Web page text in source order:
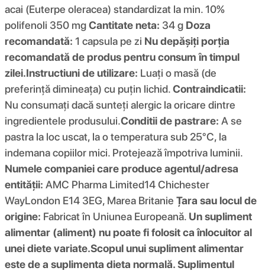
acai (Euterpe oleracea) standardizat la min. 10%
polifenoli 350 mgCantitate neta: 34 g Doza
recomandată: 1 capsula pe zi Nu depășiți porția
recomandată de produs pentru consum în timpul
zilei.Instructiuni de utilizare: Luați o masă (de
preferință dimineața) cu puțin lichid.Contraindicatii:
Nu consumați dacă sunteți alergic la oricare dintre
ingredientele produsului.Conditii de pastrare: A se
pastra la loc uscat, la o temperatura sub 25°C, la
indemana copiilor mici. Protejează împotriva luminii.
Numele companiei care produce agentul/adresa
entității: AMC Pharma Limited14 Chichester
WayLondon E14 3EG, Marea Britanie Țara sau locul de
origine: Fabricat în Uniunea Europeană. Un supliment
alimentar (aliment) nu poate fi folosit ca înlocuitor al
unei diete variate.Scopul unui supliment alimentar
este de a suplimenta dieta normală. Suplimentul